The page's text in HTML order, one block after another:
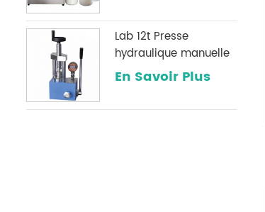
Lab 12t Presse
hydraulique manuelle
avec une jauge de
optionnelle
En Savoir Plus